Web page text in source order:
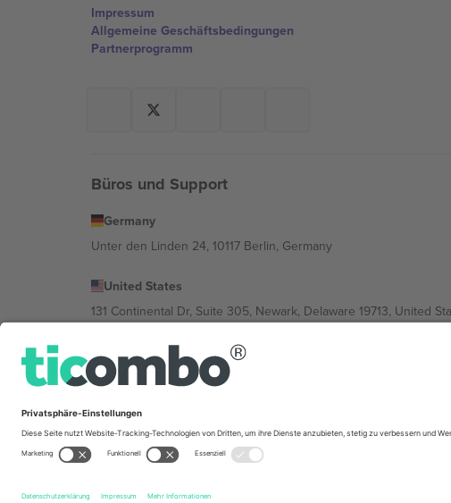
Impressum
Allgemeine Geschäftsbedingungen
Partnerprogramm
Büros und Support
Germany
Unter den Linden 24, 10117 Berlin, Germany
United States
131 Continental Dr, Suite 305, Newark, Delaware 19713, United
Bulgaria
Regus Sofia City West, bul Totleben 53-55, 1606 Sofia, Bulgaria
Mexico
Av Chapultepec 360, Roma Norte, Cuauhtémoc, 06700 Ciudad
im Impressum und in den Allgemeinen Geschäftsbedingungen.,